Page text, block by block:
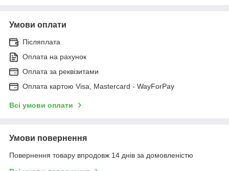
Умови оплати
Післяплата
Оплата на рахунок
Оплата за реквізитами
Оплата картою Visa, Mastercard - WayForPay
Всі умови оплати
Умови повернення
Повернення товару впродовж 14 днів за домовленістю